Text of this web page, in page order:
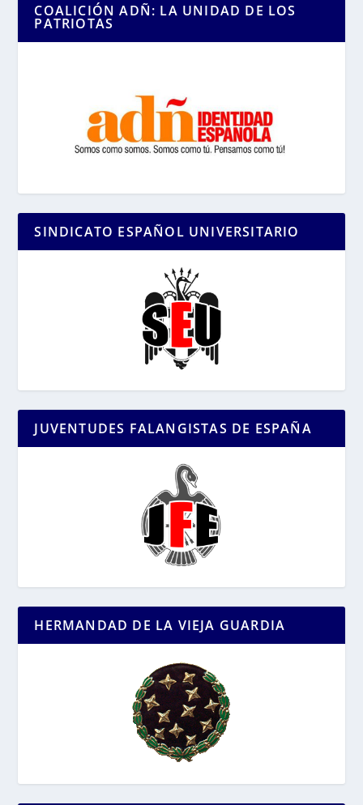
COALICIÓN ADÑ: LA UNIDAD DE LOS
PATRIOTAS
SINDICATO ESPAÑOL UNIVERSITARIO
JUVENTUDES FALANGISTAS DE ESPAÑA
HERMANDAD DE LA VIEJA GUARDIA